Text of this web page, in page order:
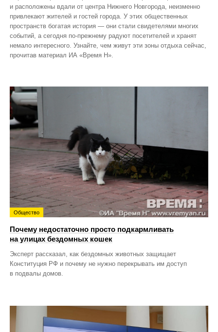
и расположены вдали от центра Нижнего Новгорода, неизменно
привлекают жителей и гостей города. У этих общественных
пространств богатая история — они стали свидетелями многих
событий, а сегодня по‑прежнему радуют посетителей и хранят
немало интересного. Узнайте, чем живут эти зоны отдыха сейчас,
прочитав материал ИА «Время Н».
Общество
Почему недостаточно просто подкармливать
на улицах бездомных кошек
Эксперт рассказал, как бездомных животных защищает
Конституция РФ и почему не нужно перекрывать им доступ
в подвалы домов.